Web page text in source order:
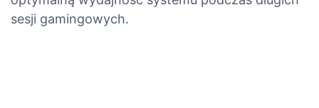
sesji gamingowych.